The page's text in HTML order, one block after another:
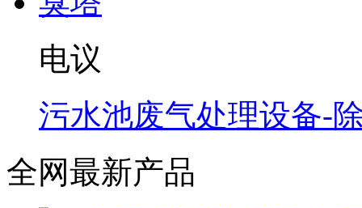
电议
污水池废气处理设备-
全网最新产品